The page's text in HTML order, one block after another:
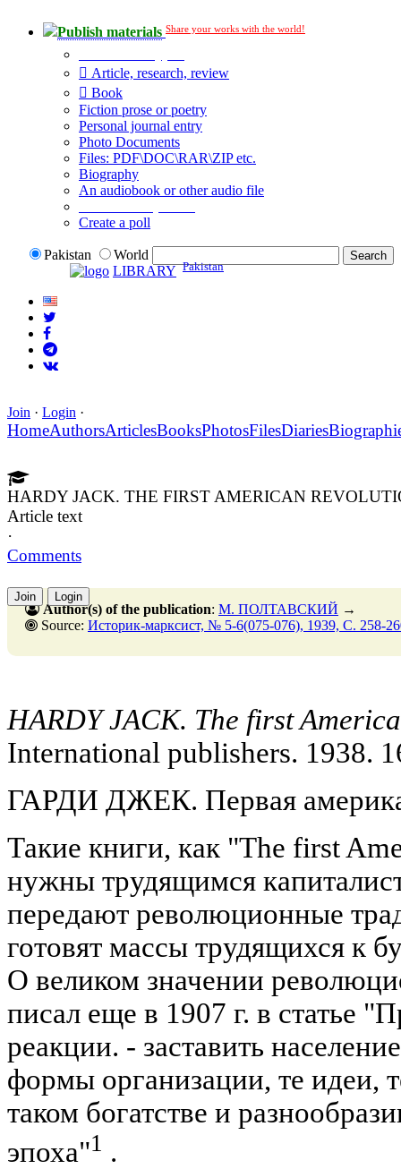
Publish materials Share your works with the world!
Article, research, review
Book
Fiction prose or poetry
Personal journal entry
Photo Documents
Files: PDF\DOC\RAR\ZIP etc.
Biography
An audiobook or other audio file
Create a poll
Pakistan
World
LIBRARY Pakistan
Join · Login ·
HomeAuthorsArticlesBooksPhotosFilesDiaries
HARDY JACK. THE FIRST AMERICAN
Article text
·
Comments
Join Login
Author(s) of the publication: М. ПОЛТАВСКИЙ →
Source: Историк-марксист, № 5-6(075-076), 1939, C. 258-
HARDY JACK. The first
International publishers. 1938.
ГАРДИ ДЖЕК. Первая
Такие книги, как "The first
нужны трудящимся
передают революционные
готовят массы трудящихся
О великом значении
писал еще в 1907 г. в статье
реакции. - заставить
формы организации, те идеи,
таком богатстве и
эпоха"1 .